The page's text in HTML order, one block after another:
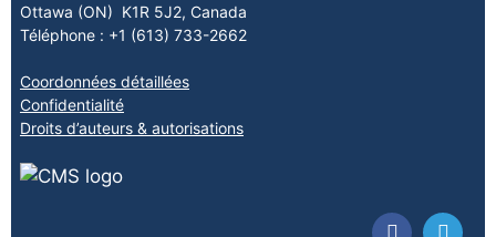
Ottawa (ON) K1R 5J2, Canada
Téléphone : +1 (613) 733-2662
Coordonnées détaillées
Confidentialité
Droits d’auteurs & autorisations